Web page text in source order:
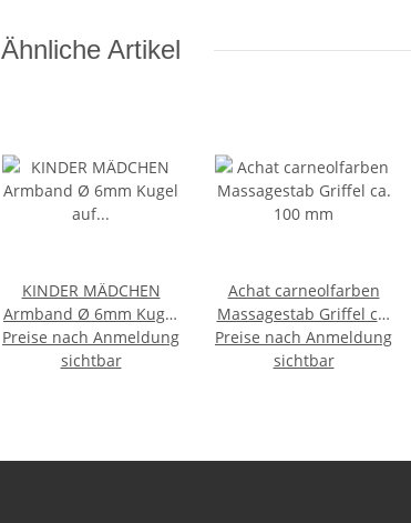
Ähnliche Artikel
KINDER MÄDCHEN
Armband Ø 6mm Kugel
auf Strechband ca. 15 -
16 mm
Preise nach Anmeldung
sichtbar
Achat carneolfarben
Massagestab Griffel ca.
100 mm
Preise nach Anmeldung
sichtbar